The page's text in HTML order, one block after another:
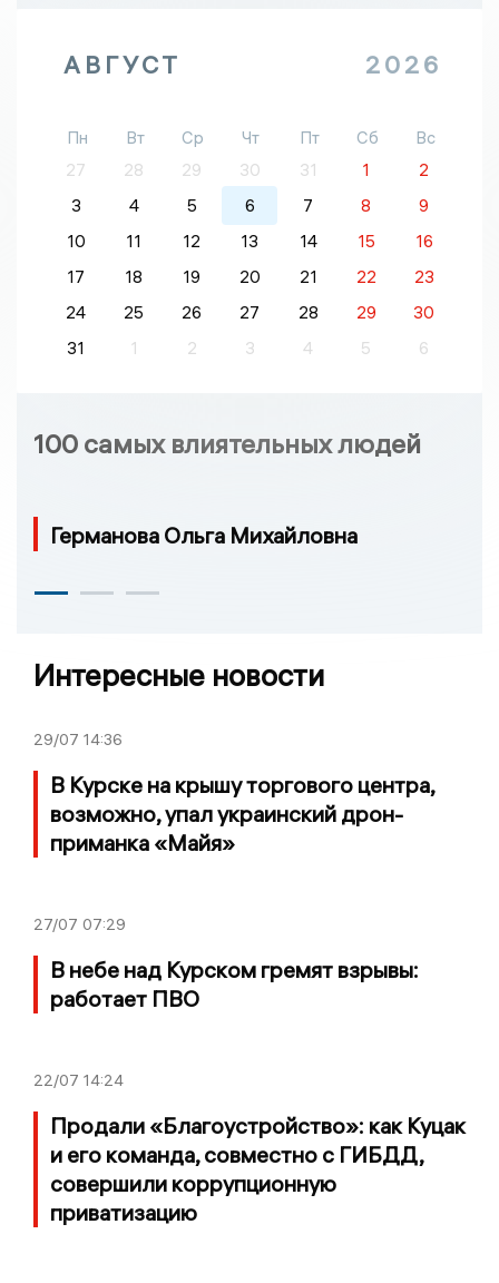
АВГУСТ 2026
Пн Вт Ср Чт Пт Сб
Вс
27
28 29 30 31 1
2
3
4 5 6 7 8
9
10
11 12 13 14 15
16
17
18 19 20 21 22
23
24
25 26 27 28 29
30
31
1 2 3 4 5 6
100 самых влиятельных людей
Германова Ольга Михайловна
Интересные новости
29/07 14:36
В Курске на крышу торгового центра,
возможно, упал украинский дрон-
приманка «Майя»
27/07 07:29
В небе над Курском гремят взрывы:
работает ПВО
22/07 14:24
Продали «Благоустройство»: как Куцак
и его команда, совместно с ГИБДД,
совершили коррупционную
приватизацию